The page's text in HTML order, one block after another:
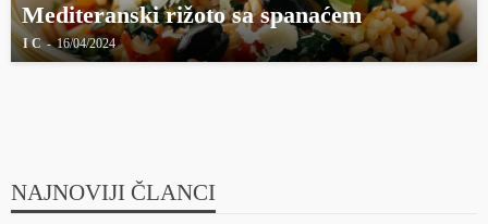
Mediteranski rižoto sa spanaćem
I C 16/04/2024
NAJNOVIJI ČLANCI